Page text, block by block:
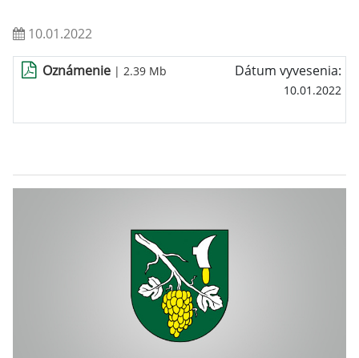
10.01.2022
Oznámenie | 2.39 Mb Dátum vyvesenia:
10.01.2022